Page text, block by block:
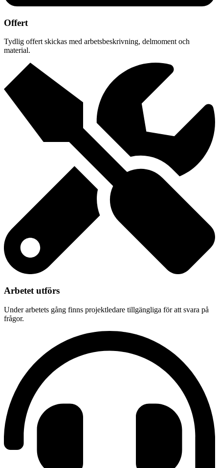
Offert
Tydlig offert skickas med arbetsbeskrivning, delmoment och
material.
Arbetet utförs
Under arbetets gång finns projektledare tillgängliga för att svara på
frågor.